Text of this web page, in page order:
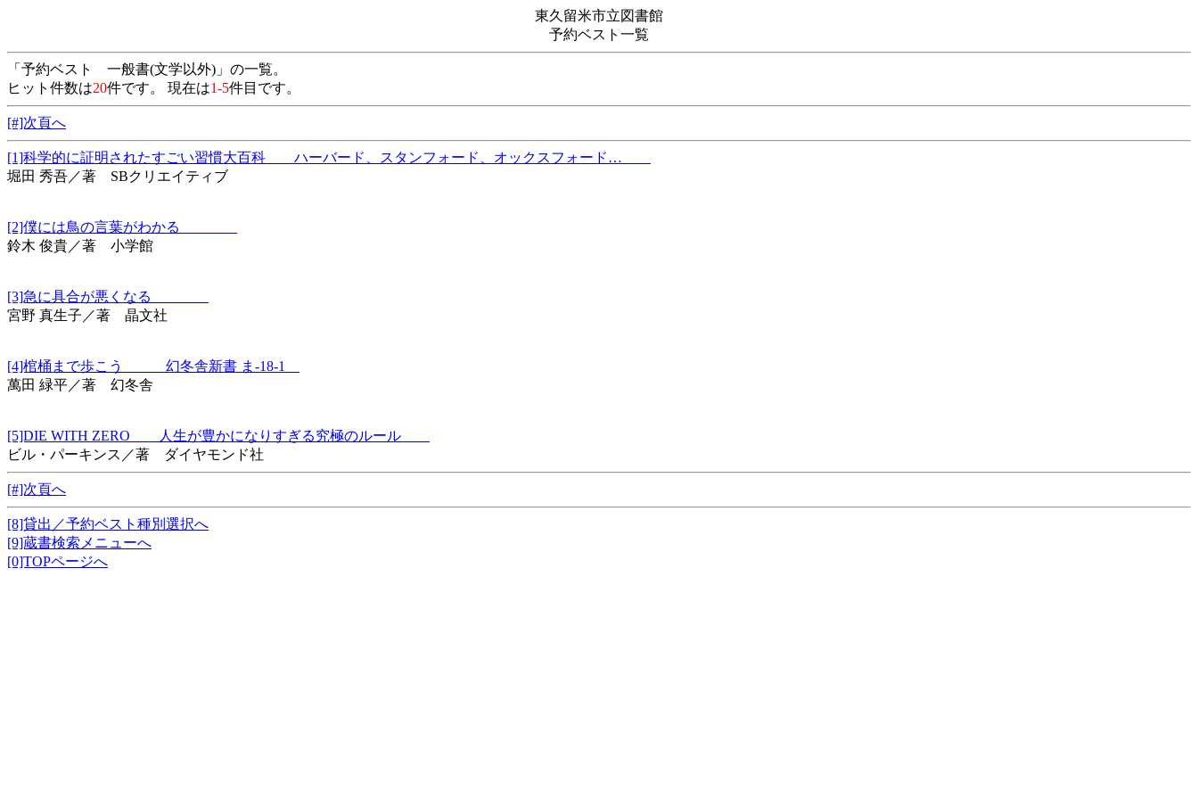
東久留米市立図書館
予約ベスト一覧
「予約ベスト 一般書(文学以外)」の一覧。
ヒット件数は20件です。 現在は1-5件目です。
[#]次頁へ
[1]科学的に証明されたすごい習慣大百科 ハーバード、スタンフォード、オックスフォード…
堀田 秀吾／著 SBクリエイティブ
[2]僕には鳥の言葉がわかる
鈴木 俊貴／著 小学館
[3]急に具合が悪くなる
宮野 真生子／著 晶文社
[4]棺桶まで歩こう 幻冬舎新書 ま-18-1
萬田 緑平／著 幻冬舎
[5]DIE WITH ZERO 人生が豊かになりすぎる究極のルール
ビル・パーキンス／著 ダイヤモンド社
[#]次頁へ
[8]貸出／予約ベスト種別選択へ
[9]蔵書検索メニューへ
[0]TOPページへ